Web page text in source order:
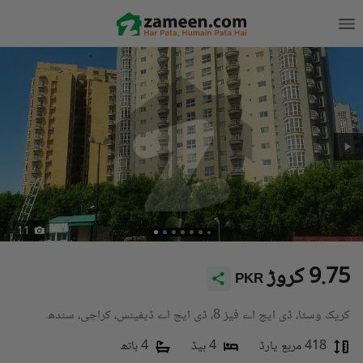
11
PKR 9.75 کروڑ
کریک وسٹا، ڈی ایچ اے فیز 8، ڈی ایچ اے ڈیفینس، کراچی، سندھ
418 مربع یارڈ
4 بیڈ 4 باتھ